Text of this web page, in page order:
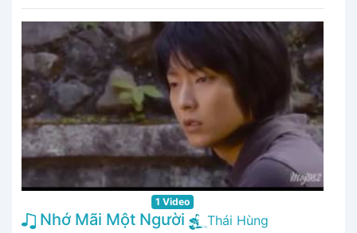
1 Video
Nhớ Mãi Một Người
Thái Hùng